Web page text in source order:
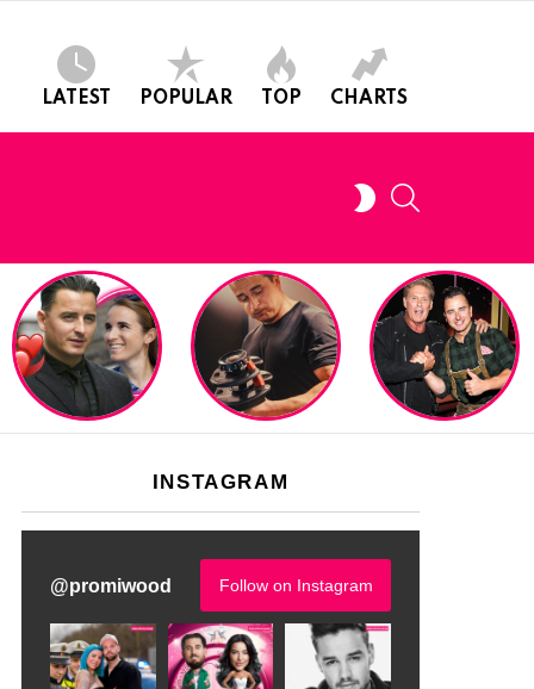
LATEST POPULAR TOP CHARTS
SWITCH
SKIN
INSTAGRAM
@promiwood Follow on Instagram